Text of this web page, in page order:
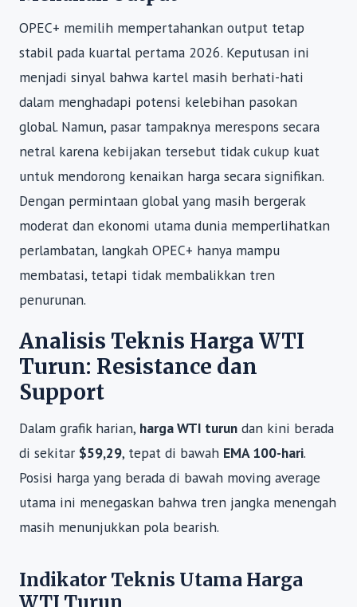
OPEC+ memilih mempertahankan output tetap
stabil pada kuartal pertama 2026. Keputusan ini
menjadi sinyal bahwa kartel masih berhati-hati
dalam menghadapi potensi kelebihan pasokan
global. Namun, pasar tampaknya merespons secara
netral karena kebijakan tersebut tidak cukup kuat
untuk mendorong kenaikan harga secara signifikan.
Dengan permintaan global yang masih bergerak
moderat dan ekonomi utama dunia memperlihatkan
perlambatan, langkah OPEC+ hanya mampu
membatasi, tetapi tidak membalikkan tren
penurunan.
Analisis Teknis Harga WTI
Turun: Resistance dan
Support
Dalam grafik harian, harga WTI turun dan kini berada
di sekitar $59,29, tepat di bawah EMA 100-hari.
Posisi harga yang berada di bawah moving average
utama ini menegaskan bahwa tren jangka menengah
masih menunjukkan pola bearish.
Indikator Teknis Utama Harga
WTI Turun